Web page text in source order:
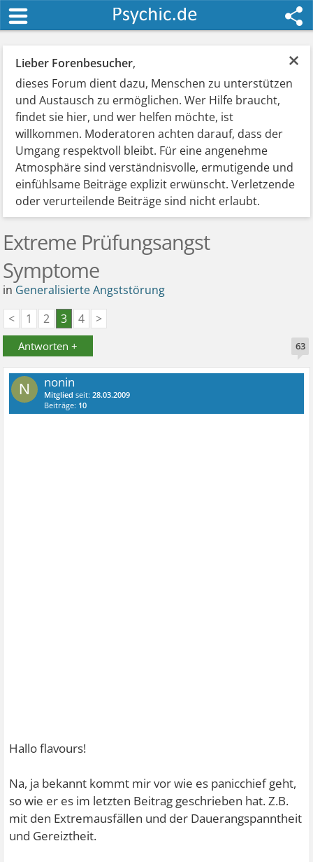
×
Lieber Forenbesucher,
dieses Forum dient dazu, Menschen zu unterstützen
und Austausch zu ermöglichen. Wer Hilfe braucht,
findet sie hier, und wer helfen möchte, ist
willkommen. Moderatoren achten darauf, dass der
Umgang respektvoll bleibt. Für eine angenehme
Atmosphäre sind verständnisvolle, ermutigende und
einfühlsame Beiträge explizit erwünscht. Verletzende
oder verurteilende Beiträge sind nicht erlaubt.
Extreme Prüfungsangst
Symptome
in Generalisierte Angststörung
<
1 2 3 4 >
Antworten + 63
N nonin
Mitglied seit:28.03.2009
Beiträge: 10
Hallo flavours!
Na, ja bekannt kommt mir vor wie es panicchief geht,
so wie er es im letzten Beitrag geschrieben hat. Z.B.
mit den Extremausfällen und der Dauerangspanntheit
und Gereiztheit.